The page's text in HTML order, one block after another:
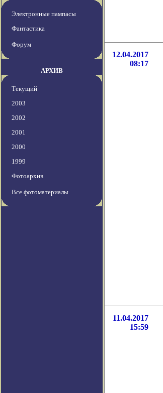
Электронные пампасы
Фантастика
Форум
АРХИВ
Текущий
2003
2002
2001
2000
1999
Фотоархив
Все фотоматериалы
12.04.2017
08:17
11.04.2017
15:59